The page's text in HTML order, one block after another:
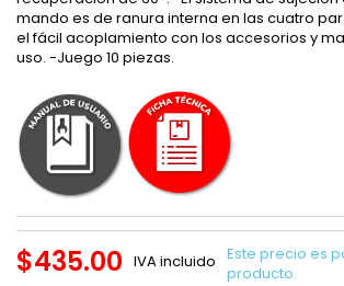
mando es de ranura interna en las cuatro
el fácil acoplamiento con los accesorios y
uso. -Juego 10 piezas.
$435.00 IVA incluido Este precio es
producto.